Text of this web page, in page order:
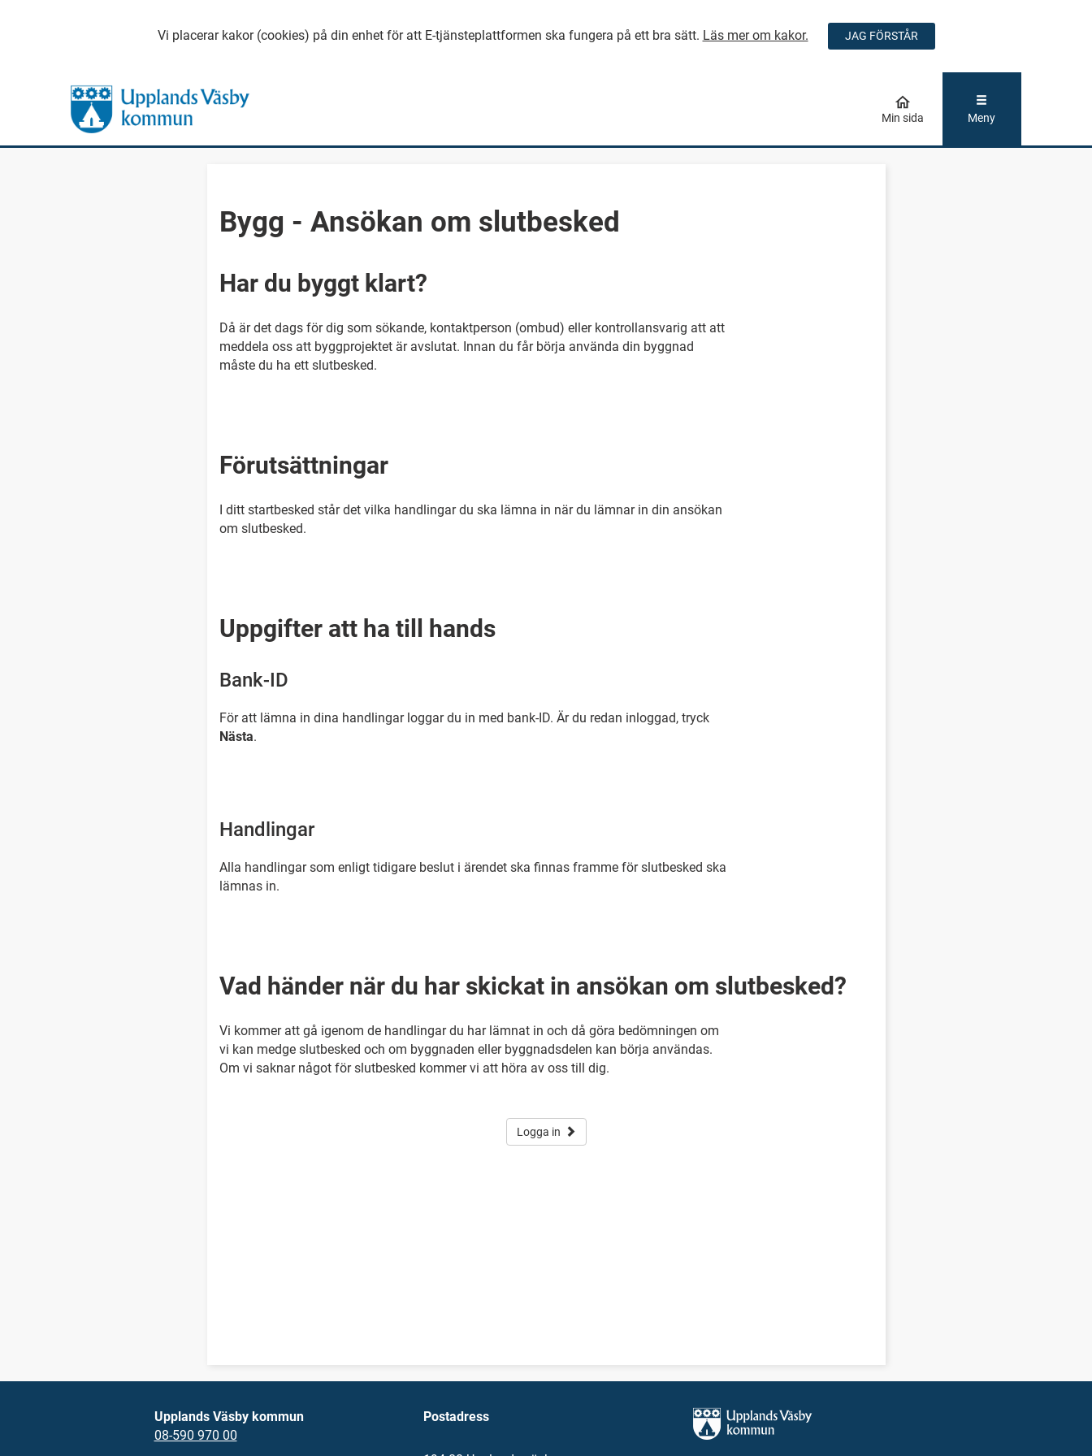
Vi placerar kakor (cookies) på din enhet för att E-tjänsteplattformen ska fungera på ett bra sätt. Läs mer om kakor. JAG FÖRSTÅR
Min sida Meny
Bygg - Ansökan om slutbesked
Har du byggt klart?
Då är det dags för dig som sökande, kontaktperson (ombud) eller kontrollansvarig att att
meddela oss att byggprojektet är avslutat. Innan du får börja använda din byggnad
måste du ha ett slutbesked.
Förutsättningar
I ditt startbesked står det vilka handlingar du ska lämna in när du lämnar in din ansökan
om slutbesked.
Uppgifter att ha till hands
Bank-ID
För att lämna in dina handlingar loggar du in med bank-ID. Är du redan inloggad, tryck
Nästa.
Handlingar
Alla handlingar som enligt tidigare beslut i ärendet ska finnas framme för slutbesked ska
lämnas in.
Vad händer när du har skickat in ansökan om slutbesked?
Vi kommer att gå igenom de handlingar du har lämnat in och då göra bedömningen om
vi kan medge slutbesked och om byggnaden eller byggnadsdelen kan börja användas.
Om vi saknar något för slutbesked kommer vi att höra av oss till dig.
Logga in
Upplands Väsby kommun
08-590 970 00
Postadress